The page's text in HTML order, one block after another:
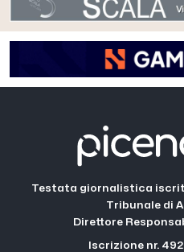
Testata giornalistica
Tribunale di
Direttore
Iscrizione nr. 492